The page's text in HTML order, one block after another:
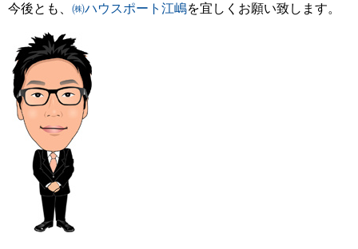
今後とも、 ㈱ハウスポート江嶋を宜しくお願い致します。